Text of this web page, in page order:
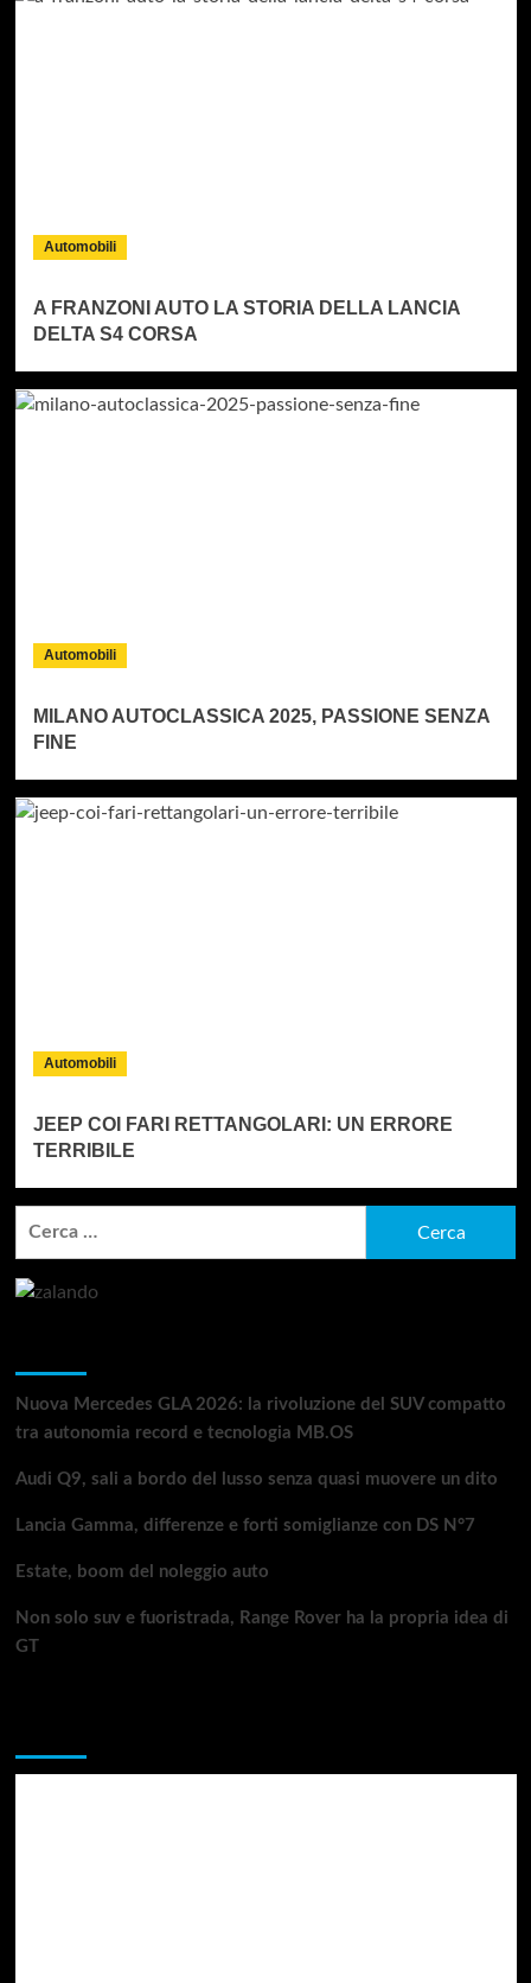
Automobili
A FRANZONI AUTO LA STORIA DELLA LANCIA
DELTA S4 CORSA
Automobili
MILANO AUTOCLASSICA 2025, PASSIONE SENZA
FINE
Automobili
JEEP COI FARI RETTANGOLARI: UN ERRORE
TERRIBILE
Nuova Mercedes GLA 2026: la rivoluzione del SUV compatto
tra autonomia record e tecnologia MB.OS
Audi Q9, sali a bordo del lusso senza quasi muovere un dito
Lancia Gamma, differenze e forti somiglianze con DS N°7
Estate, boom del noleggio auto
Non solo suv e fuoristrada, Range Rover ha la propria idea di
GT